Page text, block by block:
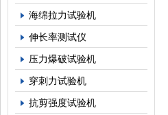
海绵拉力试验机
伸长率测试仪
压力爆破试验机
穿刺力试验机
抗剪强度试验机